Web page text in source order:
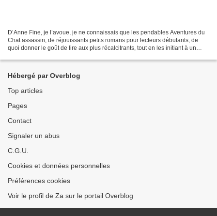
D’Anne Fine, je l’avoue, je ne connaissais que les pendables Aventures du
Chat assassin, de réjouissants petits romans pour lecteurs débutants, de
quoi donner le goût de lire aux plus récalcitrants, tout en les initiant à un
Hébergé par Overblog
Top articles
Pages
Contact
Signaler un abus
C.G.U.
Cookies et données personnelles
Préférences cookies
Voir le profil de Za sur le portail Overblog